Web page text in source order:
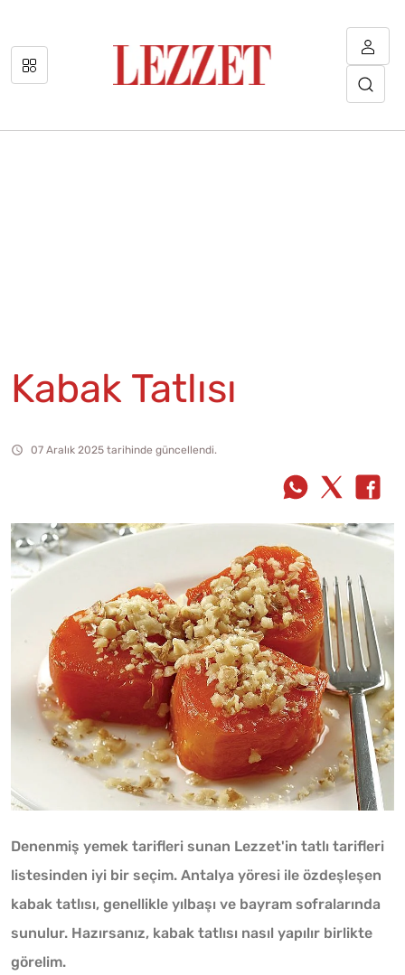
Kabak Tatlısı
07 Aralık 2025 tarihinde güncellendi.
Denenmiş yemek tarifleri sunan Lezzet'in tatlı tarifleri
listesinden iyi bir seçim. Antalya yöresi ile özdeşleşen
kabak tatlısı, genellikle yılbaşı ve bayram sofralarında
sunulur. Hazırsanız, kabak tatlısı nasıl yapılır birlikte
görelim.